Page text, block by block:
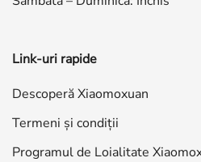
Link-uri rapide
Descoperă Xiaomoxuan
Termeni și condiții
Programul de Loialitate